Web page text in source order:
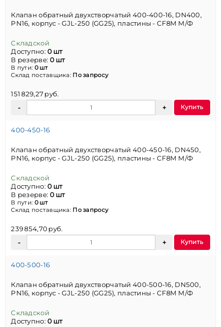
Клапан обратный двухстворчатый 400-400-16, DN400,
PN16, корпус - GJL-250 (GG25), пластины - CF8M М/Ф
Складской
Доступно:0 шт
В резерве:0 шт
В пути: 0 шт
Склад поставщика: По запросу
151 829,27 руб.
Купить
400-450-16
Клапан обратный двухстворчатый 400-450-16, DN450,
PN16, корпус - GJL-250 (GG25), пластины - CF8M М/Ф
Складской
Доступно:0 шт
В резерве:0 шт
В пути: 0 шт
Склад поставщика: По запросу
239 854,70 руб.
Купить
400-500-16
Клапан обратный двухстворчатый 400-500-16, DN500,
PN16, корпус - GJL-250 (GG25), пластины - CF8M М/Ф
Складской
Доступно:0 шт